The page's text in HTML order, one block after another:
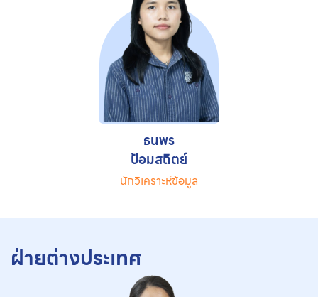
ธนพร
ป้อมสถิตย์
นักวิเคราะห์ข้อมูล
ฝ่ายต่างประเทศ